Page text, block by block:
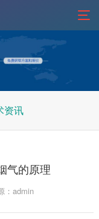
资讯
气的原理
：admin